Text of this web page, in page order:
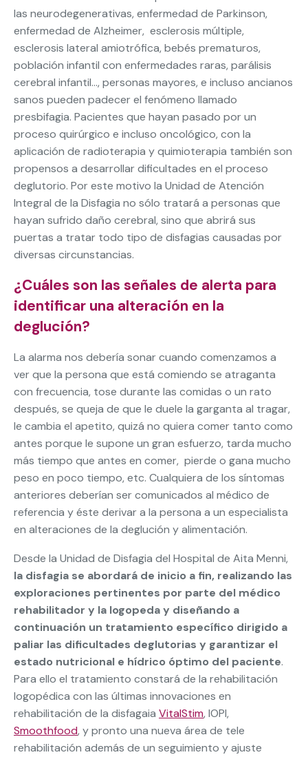
las neurodegenerativas, enfermedad de Parkinson,
enfermedad de Alzheimer, esclerosis múltiple,
esclerosis lateral amiotrófica, bebés prematuros,
población infantil con enfermedades raras, parálisis
cerebral infantil…, personas mayores, e incluso ancianos
sanos pueden padecer el fenómeno llamado
presbifagia. Pacientes que hayan pasado por un
proceso quirúrgico e incluso oncológico, con la
aplicación de radioterapia y quimioterapia también son
propensos a desarrollar dificultades en el proceso
deglutorio. Por este motivo la Unidad de Atención
Integral de la Disfagia no sólo tratará a personas que
hayan sufrido daño cerebral, sino que abrirá sus
puertas a tratar todo tipo de disfagias causadas por
diversas circunstancias.
¿Cuáles son las señales de alerta para
identificar una alteración en la
deglución?
La alarma nos debería sonar cuando comenzamos a
ver que la persona que está comiendo se atraganta
con frecuencia, tose durante las comidas o un rato
después, se queja de que le duele la garganta al tragar,
le cambia el apetito, quizá no quiera comer tanto como
antes porque le supone un gran esfuerzo, tarda mucho
más tiempo que antes en comer, pierde o gana mucho
peso en poco tiempo, etc. Cualquiera de los síntomas
anteriores deberían ser comunicados al médico de
referencia y éste derivar a la persona a un especialista
en alteraciones de la deglución y alimentación.
Desde la Unidad de Disfagia del Hospital de Aita Menni,
la disfagia se abordará de inicio a fin, realizando las
exploraciones pertinentes por parte del médico
rehabilitador y la logopeda y diseñando a
continuación un tratamiento específico dirigido a
paliar las dificultades deglutorias y garantizar el
estado nutricional e hídrico óptimo del paciente.
Para ello el tratamiento constará de la rehabilitación
logopédica con las últimas innovaciones en
rehabilitación de la disfagaia VitalStim, IOPI,
Smoothfood, y pronto una nueva área de tele
rehabilitación además de un seguimiento y ajuste